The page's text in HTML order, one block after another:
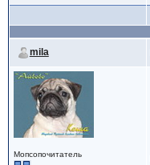
mila
Мопсопочитатель